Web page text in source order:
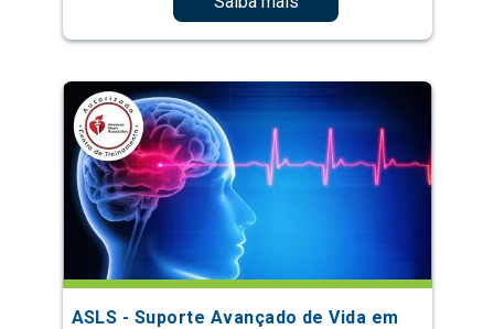
ASLS - Suporte Avançado de Vida em